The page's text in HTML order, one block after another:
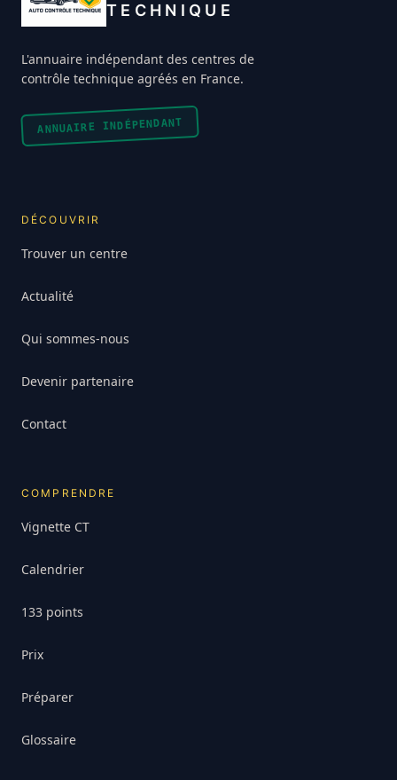
TECHNIQUE
L'annuaire indépendant des centres de
contrôle technique agréés en France.
ANNUAIRE INDÉPENDANT
DÉCOUVRIR
Trouver un centre
Actualité
Qui sommes-nous
Devenir partenaire
Contact
COMPRENDRE
Vignette CT
Calendrier
133 points
Prix
Préparer
Glossaire